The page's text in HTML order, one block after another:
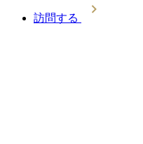
訪問する